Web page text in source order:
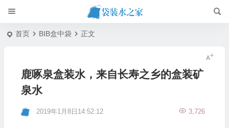
首页 BIB盒中袋 正文
鹿啄泉盒装水，来自长寿之乡的盒装矿
泉水
2019年1月8日14:52:12 3,726